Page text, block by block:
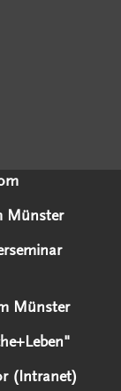
Münster
Münster
(Intranet)